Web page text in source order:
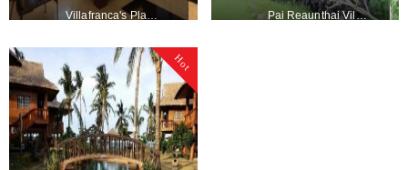
Villafranca's Pla…
+
Pai Reaunthai Vil…
Hot